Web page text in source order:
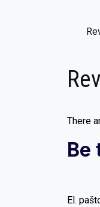
There
Be
El.